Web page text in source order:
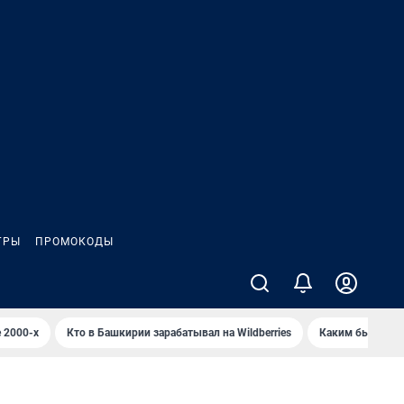
ПРОМОКОДЫ
2000-х Кто в Башкирии зарабатывал на Wildberries Каким было